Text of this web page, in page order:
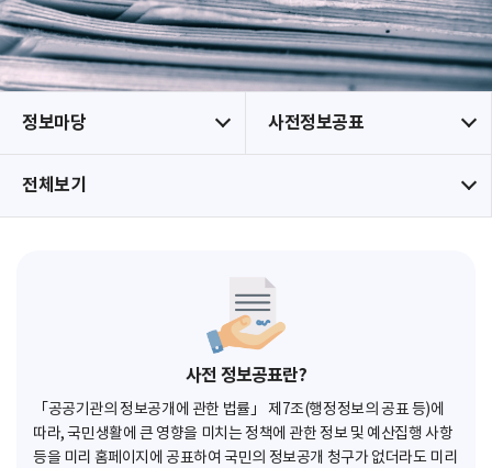
정보마당 사전정보공표
전체보기
사전 정보공표란?
「공공기관의 정보공개에 관한 법률」 제7조(행정정보의 공표 등)에
따라, 국민생활에 큰 영향을 미치는 정책에 관한 정보 및 예산집행 사항
등을 미리 홈페이지에 공표하여 국민의 정보공개 청구가 없더라도 미리